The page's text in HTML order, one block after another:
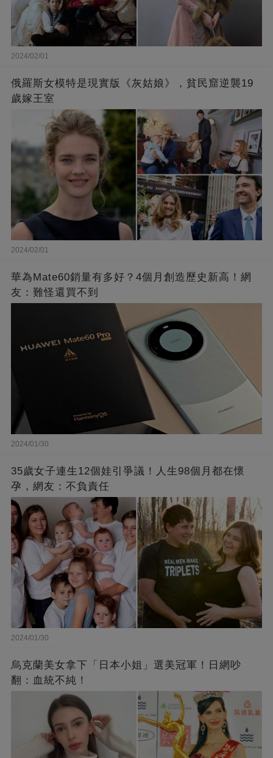
2024/02/01
俄羅斯女模特是現實版《灰姑娘》，貧民窟逆襲19
歲嫁王室
2024/02/01
華為Mate60銷量有多好？4個月創造歷史新高！網
友：難怪還買不到
2024/01/30
35歲女子連生12個娃引爭議！人生98個月都在懷
孕，網友：不負責任
2024/01/30
烏克蘭美女拿下「日本小姐」選美冠軍！日網吵
翻：血統不純！